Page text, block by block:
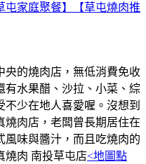
屯家庭聚餐】【草屯燒肉推
央的燒肉店，無低消費免收
有水果醋、沙拉、小菜、綜
少在地人喜愛喔。沒想到
燒肉店，老闆曾長期居住在
風味與醬汁，而且吃燒肉的
燒肉 南投草屯店<地圖點